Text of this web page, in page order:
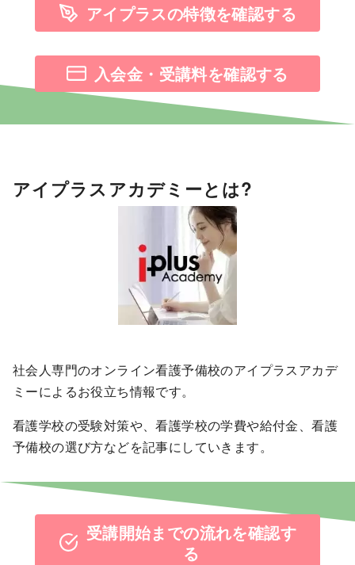
アイプラスの特徴を確認する
入会金・受講料を確認する
アイプラスアカデミーとは?
社会人専門のオンライン看護予備校のアイプラスアカデ
ミーによるお役立ち情報です。
看護学校の受験対策や、看護学校の学費や給付金、看護
予備校の選び方などを記事にしていきます。
受講開始までの流れを確認す
る